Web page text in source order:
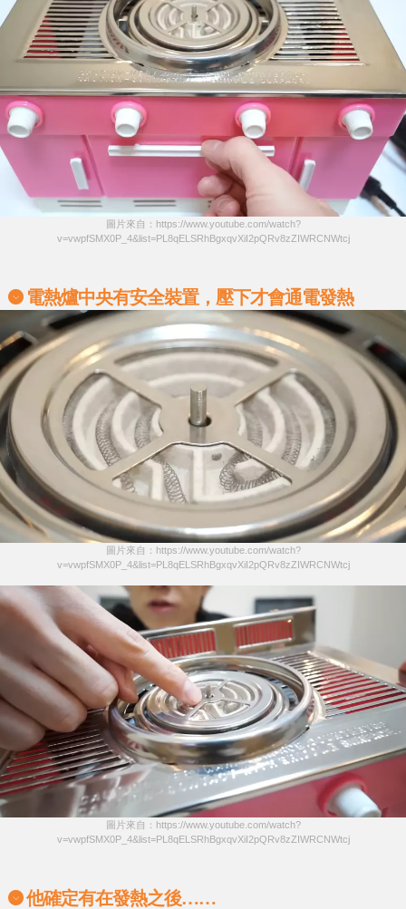
圖片來自：https://www.youtube.com/watch?
v=vwpfSMX0P_4&list=PL8qELSRhBgxqvXiI2pQRv8zZIWRCNWtcj
電熱爐中央有安全裝置，壓下才會通電發熱
圖片來自：https://www.youtube.com/watch?
v=vwpfSMX0P_4&list=PL8qELSRhBgxqvXiI2pQRv8zZIWRCNWtcj
圖片來自：https://www.youtube.com/watch?
v=vwpfSMX0P_4&list=PL8qELSRhBgxqvXiI2pQRv8zZIWRCNWtcj
他確定有在發熱之後……